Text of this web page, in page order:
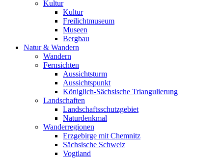
Kultur
Kultur
Freilichtmuseum
Museen
Bergbau
Natur & Wandern
Wandern
Fernsichten
Aussichtsturm
Aussichtspunkt
Königlich-Sächsische Triangulierung
Landschaften
Landschaftsschutzgebiet
Naturdenkmal
Wanderregionen
Erzgebirge mit Chemnitz
Sächsische Schweiz
Vogtland